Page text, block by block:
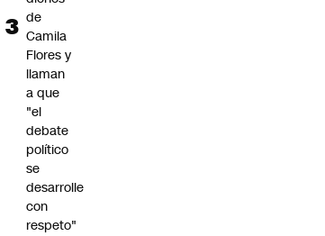
de
Camila
Flores y
llaman
a que
"el
debate
político
se
desarrolle
con
respeto"